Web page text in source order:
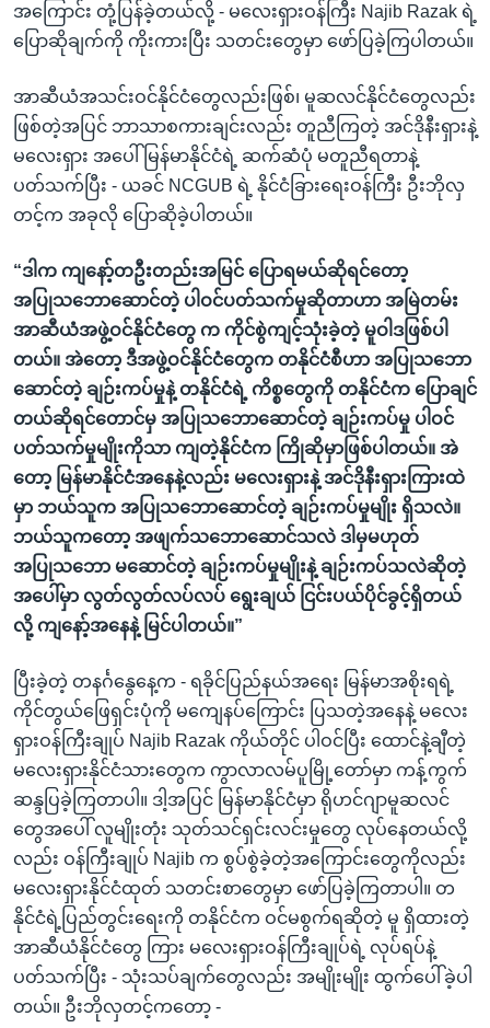
အကြောင်း တုံ့ပြန်ခဲ့တယ်လို့ - မလေးရှားဝန်ကြီး Najib Razak ရဲ့
ပြောဆိုချက်ကို ကိုးကားပြီး သတင်းတွေမှာ ဖော်ပြခဲ့ကြပါတယ်။
အာဆီယံအသင်းဝင်နိုင်ငံတွေလည်းဖြစ်၊ မူဆလင်နိုင်ငံတွေလည်း
ဖြစ်တဲ့အပြင် ဘာသာစကားချင်းလည်း တူညီကြတဲ့ အင်ဒိုနီးရှားနဲ့
မလေးရှား အပေါ် မြန်မာနိုင်ငံရဲ့ ဆက်ဆံပုံ မတူညီရတာနဲ့
ပတ်သက်ပြီး - ယခင် NCGUB ရဲ့ နိုင်ငံခြားရေးဝန်ကြီး ဦးဘိုလှ
တင့်က အခုလို ပြောဆိုခဲ့ပါတယ်။
“ဒါက ကျနော့်တဦးတည်းအမြင် ပြောရမယ်ဆိုရင်တော့
အပြုသဘောဆောင်တဲ့ ပါဝင်ပတ်သက်မှုဆိုတာဟာ အမြဲတမ်း
အာဆီယံအဖွဲ့ဝင်နိုင်ငံတွေ က ကိုင်စွဲကျင့်သုံးခဲ့တဲ့ မူဝါဒဖြစ်ပါ
တယ်။ အဲတော့ ဒီအဖွဲ့ဝင်နိုင်ငံတွေက တနိုင်ငံစီဟာ အပြုသဘော
ဆောင်တဲ့ ချဉ်းကပ်မှုနဲ့ တနိုင်ငံရဲ့ ကိစ္စတွေကို တနိုင်ငံက ပြောချင်
တယ်ဆိုရင်တောင်မှ အပြုသဘောဆောင်တဲ့ ချဉ်းကပ်မှု ပါဝင်
ပတ်သက်မှုမျိုးကိုသာ ကျတဲ့နိုင်ငံက ကြိုဆိုမှာဖြစ်ပါတယ်။ အဲ
တော့ မြန်မာနိုင်ငံအနေနဲ့လည်း မလေးရှားနဲ့ အင်ဒိုနီးရှားကြားထဲ
မှာ ဘယ်သူက အပြုသဘောဆောင်တဲ့ ချဉ်းကပ်မှုမျိုး ရှိသလဲ။
ဘယ်သူကတော့ အဖျက်သဘောဆောင်သလဲ ဒါမှမဟုတ်
အပြုသဘော မဆောင်တဲ့ ချဉ်းကပ်မှုမျိုးနဲ့ ချဉ်းကပ်သလဲဆိုတဲ့
အပေါ်မှာ လွတ်လွတ်လပ်လပ် ရွေးချယ် ငြင်းပယ်ပိုင်ခွင့်ရှိတယ်
လို့ ကျနော့်အနေနဲ့ မြင်ပါတယ်။”
ပြီးခဲ့တဲ့ တနင်္ဂနွေနေ့က - ရခိုင်ပြည်နယ်အရေး မြန်မာအစိုးရရဲ့
ကိုင်တွယ်ဖြေရှင်းပုံကို မကျေနပ်ကြောင်း ပြသတဲ့အနေနဲ့ မလေး
ရှားဝန်ကြီးချုပ် Najib Razak ကိုယ်တိုင် ပါဝင်ပြီး ထောင်နဲ့ချီတဲ့
မလေးရှားနိုင်ငံသားတွေက ကွာလာလမ်ပူမြို့တော်မှာ ကန့်ကွက်
ဆန္ဒပြခဲ့ကြတာပါ။ ဒါ့အပြင် မြန်မာနိုင်ငံမှာ ရိုဟင်ဂျာမူဆလင်
တွေအပေါ် လူမျိုးတုံး သုတ်သင်ရှင်းလင်းမှုတွေ လုပ်နေတယ်လို့
လည်း ဝန်ကြီးချုပ် Najib က စွပ်စွဲခဲ့တဲ့အကြောင်းတွေကိုလည်း
မလေးရှားနိုင်ငံထုတ် သတင်းစာတွေမှာ ဖော်ပြခဲ့ကြတာပါ။ တ
နိုင်ငံရဲ့ပြည်တွင်းရေးကို တနိုင်ငံက ဝင်မစွက်ရဆိုတဲ့ မူ ရှိထားတဲ့
အာဆီယံနိုင်ငံတွေ ကြား မလေးရှားဝန်ကြီးချုပ်ရဲ့ လုပ်ရပ်နဲ့
ပတ်သက်ပြီး - သုံးသပ်ချက်တွေလည်း အမျိုးမျိုး ထွက်ပေါ်ခဲ့ပါ
တယ်။ ဦးဘိုလှတင့်ကတော့ -